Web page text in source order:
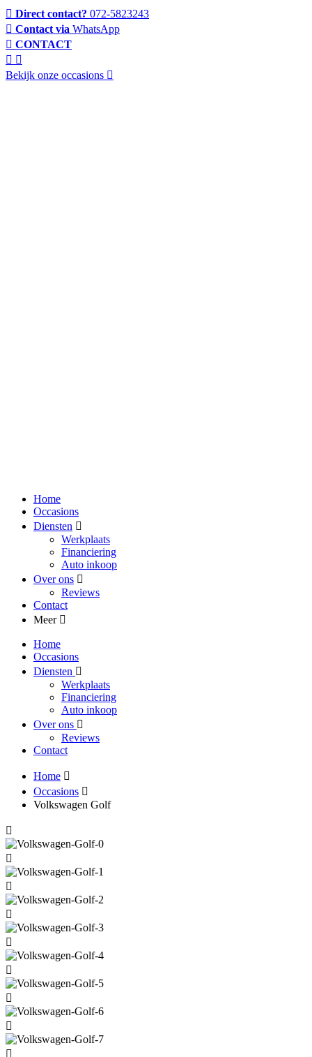
Direct contact? 072-5823243
Contact via WhatsApp
CONTACT
Bekijk onze occasions
Home
Occasions
Diensten
Werkplaats
Financiering
Auto inkoop
Over ons
Reviews
Contact
Meer
Home
Occasions
Diensten
Werkplaats
Financiering
Auto inkoop
Over ons
Reviews
Contact
Home
Occasions
Volkswagen Golf